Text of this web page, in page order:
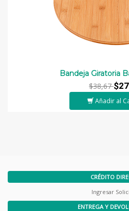
Bandeja Giratoria
$38,67
Añadir al
CRÉDITO
Ingresar
ENTREGA Y